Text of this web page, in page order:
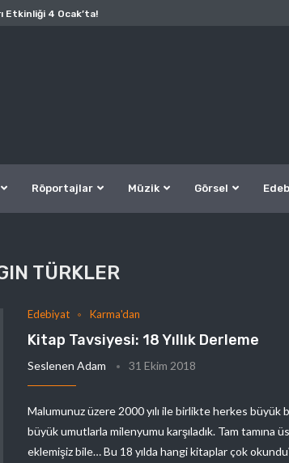
Etkinliği 4 Ocak’ta!
Röportajlar Müzik Görsel
TÜRKLER
Edebiyat Karma'dan
Kitap Tavsiyesi: 18 Yıllık Derleme
Seslenen Adam 31 Ekim 2018
Malumunuz üzere 2000 yılı ile birlikte herkes büyük
büyük umutlarla milenyumu karşıladık. Tam tamına
eklemişiz bile… Bu 18 yılda hangi kitaplar çok